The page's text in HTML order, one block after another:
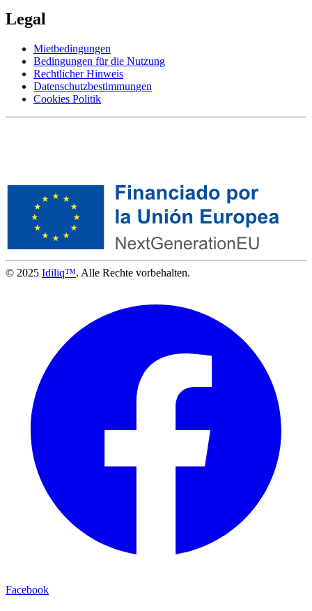
Legal
Mietbedingungen
Bedingungen für die Nutzung
Rechtlicher Hinweis
Datenschutzbestimmungen
Cookies Politik
© 2025 Idiliq™. Alle Rechte vorbehalten.
Facebook